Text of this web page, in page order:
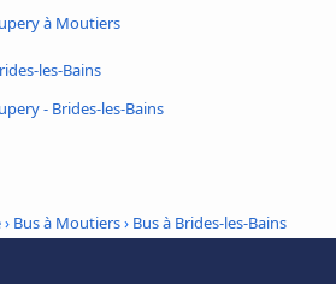
à Moutiers
les-Bains
- Brides-les-Bains
› Bus à Moutiers› Bus à Brides-les-Bains